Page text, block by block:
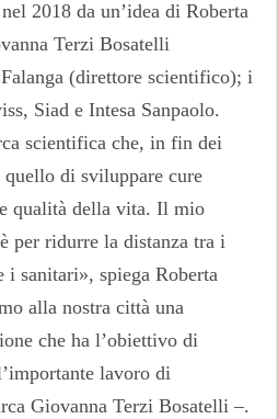
2018 da un’idea di Roberta
Terzi Bosatelli
(direttore scientifico); i
Siad e Intesa Sanpaolo.
scientifica che, in fin dei
di sviluppare cure
qualità della vita. Il mio
per ridurre la distanza tra i
sanitari», spiega Roberta
alla nostra città una
che ha l’obiettivo di
lavoro di
Giovanna Terzi Bosatelli –.